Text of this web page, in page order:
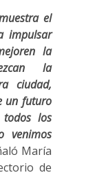
el
impulsar
la
la
ciudad,
un futuro
los
venimos
María
de